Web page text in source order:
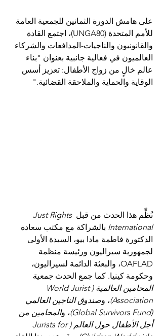
على هامش الدورة الثمانين للجمعية العامة
للأمم المتحدة (UNGA80)، اجتمع القادة
والقانونيون والناجيات-المدافعات والشركاء
العالميون في فعالية جانبية بعنوان "بناء
عالم خالٍ من زواج الأطفال: تعزيز أسس
الوقاية والحماية والملاحقة القضائية."
نُظِّم هذا الحدث من قبل Just Rights
International بالشراكة مع مكتب سعادة
الدكتورة فاطمة مادا بيو، السيدة الأولى
لجمهورية سيراليون ورئيسة منظمة
OAFLAD، والبعثة الدائمة لسيراليون،
وحكومة كينيا. كما جمع الحدث جمعية
المحامين العالمية (World Jurist
Association) ، وصندوق الناجين العالمي
(Global Survivors Fund)
، والمحامين من
أجل الأطفال حول العالم (Jurists for